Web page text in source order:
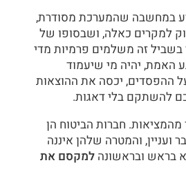
במחשבה שהמערכת מסודרת,
למקרים כאלה, ושבסופו של
בשביל זה משלמים פרמיות מדי
האמת, יהיה מי שיעמוד
ההפסדים, יכסה את ההוצאות
להשתקם בלי דאגות.
חברות הביטוח הן
ועניין, והמטרה שלהן איננה
בראש ובראשונהלמקסם את